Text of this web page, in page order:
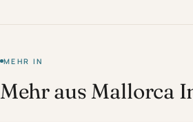
MEHR IN
Mehr aus Mallorca